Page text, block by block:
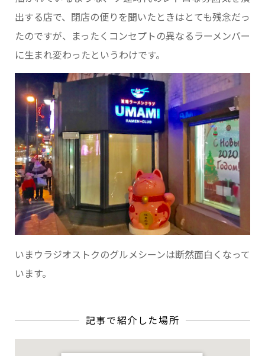
出する店で、閉店の便りを聞いたときはとても残念だっ
たのですが、まったくコンセプトの異なるラーメンバー
に生まれ変わったというわけです。
いまウラジオストクのグルメシーンは断然面白くなって
います。